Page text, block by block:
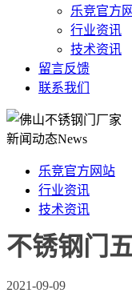
乐竞官方
行业资讯
技术资讯
留言反馈
联系我们
新闻动态News
乐竞官方网站
行业资讯
技术资讯
不锈钢门
2021-09-09